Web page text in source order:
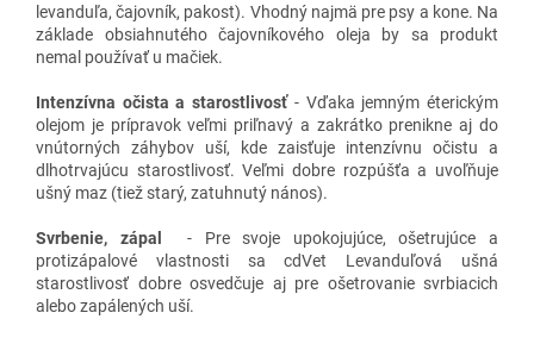
levanduľa, čajovník, pakost). Vhodný najmä pre psy a kone. Na
základe obsiahnutého čajovníkového oleja by sa produkt
nemal používať u mačiek.
Intenzívna očista a starostlivosť- Vďaka jemným éterickým
olejom je prípravok veľmi priľnavý a zakrátko prenikne aj do
vnútorných záhybov uší, kde zaisťuje intenzívnu očistu a
dlhotrvajúcu starostlivosť. Veľmi dobre rozpúšťa a uvoľňuje
ušný maz (tiež starý, zatuhnutý nános).
Svrbenie, zápal
- Pre svoje upokojujúce, ošetrujúce a
protizápalové vlastnosti sa cdVet Levanduľová ušná
starostlivosť dobre osvedčuje aj pre ošetrovanie svrbiacich
alebo zapálených uší.